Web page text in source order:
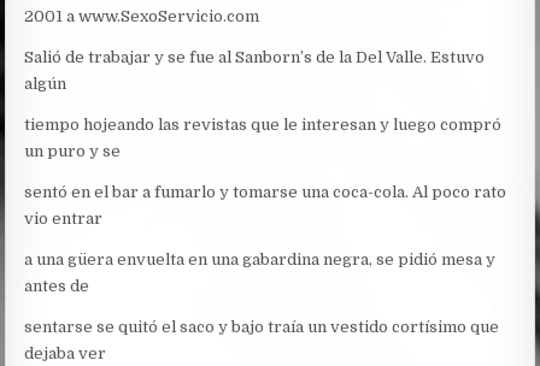
2001 a www.SexoServicio.com
Salió de trabajar y se fue al Sanborn’s de la Del Valle. Estuvo
algún
tiempo hojeando las revistas que le interesan y luego compró
un puro y se
sentó en el bar a fumarlo y tomarse una coca-cola. Al poco rato
vio entrar
a una güera envuelta en una gabardina negra, se pidió mesa y
antes de
sentarse se quitó el saco y bajo traía un vestido cortísimo que
dejaba ver